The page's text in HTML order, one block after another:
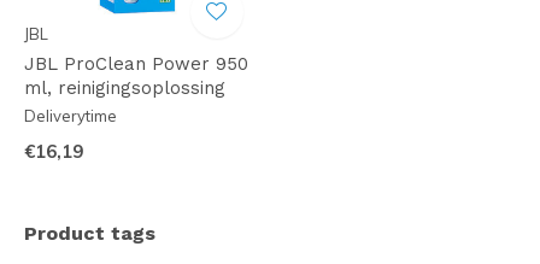
JBL
JBL ProClean Power 950
ml, reinigingsoplossing
Deliverytime
€16,19
Product tags